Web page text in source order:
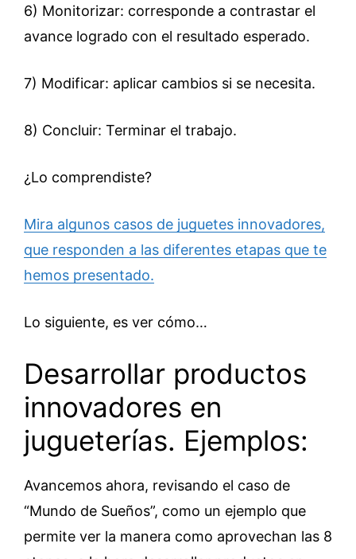
6) Monitorizar: corresponde a contrastar el
avance logrado con el resultado esperado.
7) Modificar: aplicar cambios si se necesita.
8) Concluir: Terminar el trabajo.
¿Lo comprendiste?
Mira algunos casos de juguetes innovadores,
que responden a las diferentes etapas que te
hemos presentado.
Lo siguiente, es ver cómo…
Desarrollar productos
innovadores en
jugueterías. Ejemplos:
Avancemos ahora, revisando el caso de
“Mundo de Sueños”, como un ejemplo que
permite ver la manera como aprovechan las 8